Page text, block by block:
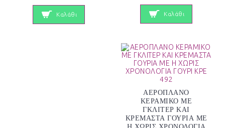
Καλάθι Καλάθι
ΑΕΡΟΠΛΑΝΟ
ΚΕΡΑΜΙΚΟ ΜΕ
ΓΚΛΙΤΕΡ ΚΑΙ
ΚΡΕΜΑΣΤΑ ΓΟΥΡΙΑ ΜΕ